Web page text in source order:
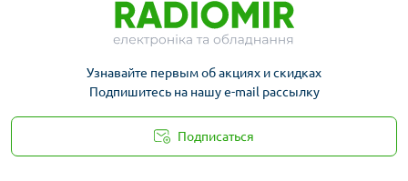
Узнавайте первым об акциях и скидках
Подпишитесь на нашу e-mail рассылку
Подписаться